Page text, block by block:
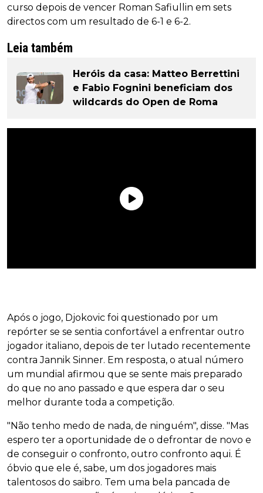
curso depois de vencer Roman Safiullin em sets
directos com um resultado de 6-1 e 6-2.
Leia também
Heróis da casa: Matteo Berrettini
e Fabio Fognini beneficiam dos
wildcards do Open de Roma
Após o jogo, Djokovic foi questionado por um
repórter se se sentia confortável a enfrentar outro
jogador italiano, depois de ter lutado recentemente
contra Jannik Sinner. Em resposta, o atual número
um mundial afirmou que se sente mais preparado
do que no ano passado e que espera dar o seu
melhor durante toda a competição.
"Não tenho medo de nada, de ninguém", disse. "Mas
espero ter a oportunidade de o defrontar de novo e
de conseguir o confronto, outro confronto aqui. É
óbvio que ele é, sabe, um dos jogadores mais
talentosos do saibro. Tem uma bela pancada de